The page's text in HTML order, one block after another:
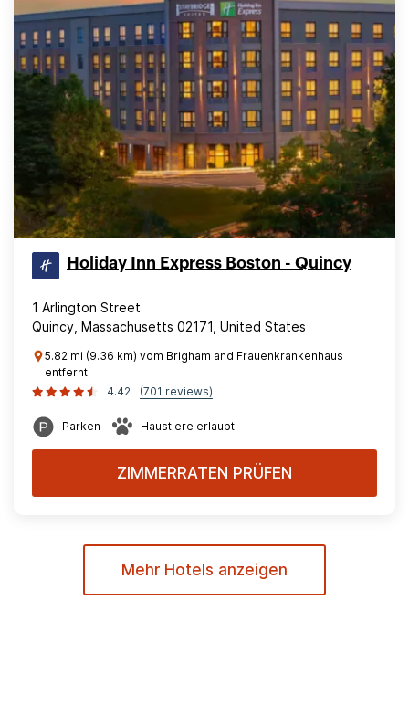
Holiday Inn Express Boston - Quincy
1 Arlington Street
Quincy, Massachusetts 02171, United States
5.82 mi (9.36 km) vom Brigham and Frauenkrankenhaus
entfernt
4.42
(701 reviews)
Parken Haustiere erlaubt
ZIMMERRATEN PRÜFEN
Mehr Hotels anzeigen